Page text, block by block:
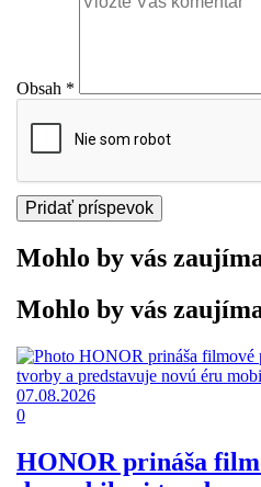
Obsah *
Mohlo by vás
Mohlo by vás
07.08.2026
0
HONOR prináša